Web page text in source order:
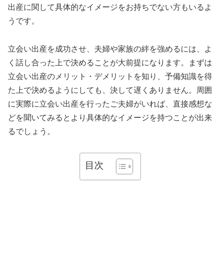
出産に関して具体的なイメージをお持ちでない方もいるよ
うです。
立会い出産を成功させ、夫婦や家族の絆を強めるには、よ
く話し合った上で決めることが大前提になります。まずは
立会い出産のメリット・デメリットを知り、予備知識を得
た上で決めるようにしても、決して遅くありません。周囲
に実際に立会い出産を行ったご夫婦がいれば、直接感想な
どを聞いてみるとより具体的なイメージを持つことが出来
るでしょう。
目次